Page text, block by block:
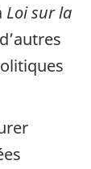
Loi sur la